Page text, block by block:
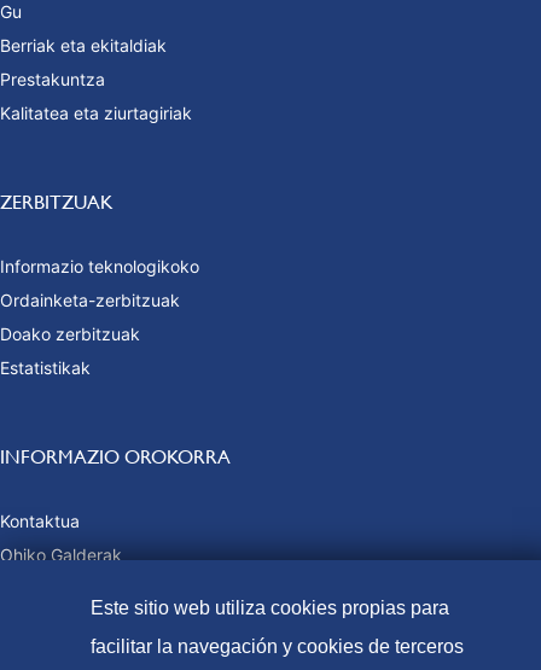
Gu
Berriak eta ekitaldiak
Prestakuntza
Kalitatea eta ziurtagiriak
ZERBITZUAK
Informazio teknologikoko
Ordainketa-zerbitzuak
Doako zerbitzuak
Estatistikak
INFORMAZIO OROKORRA
Kontaktua
Ohiko Galderak
Este sitio web utiliza cookies propias para
facilitar la navegación y cookies de terceros